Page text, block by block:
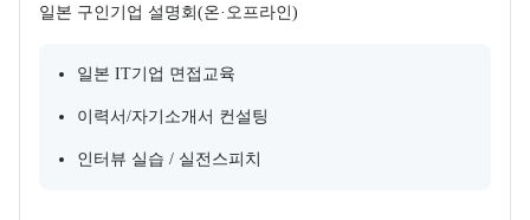
일본 구인기업 설명회(온·오프라인)
일본 IT기업 면접교육
이력서/자기소개서 컨설팅
인터뷰 실습 / 실전스피치